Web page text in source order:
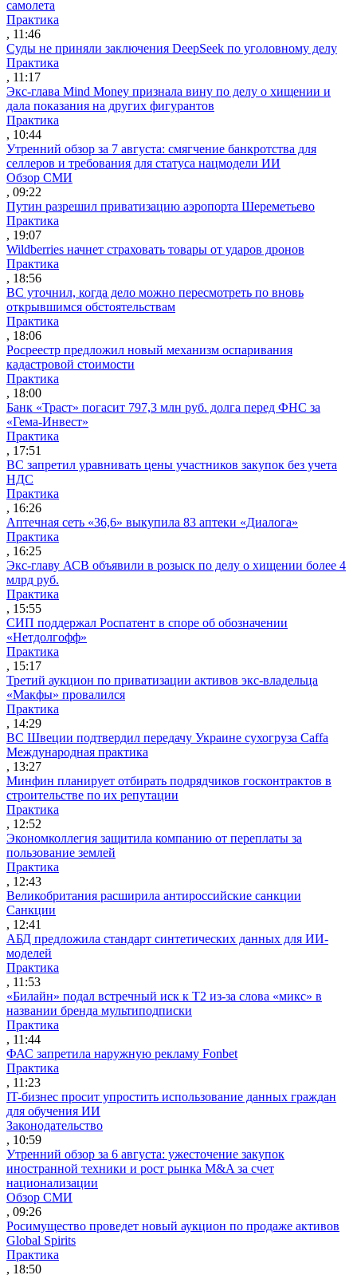
самолета
Практика
, 11:46
Суды не приняли заключения DeepSeek по уголовному делу
Практика
, 11:17
Экс-глава Mind Money признала вину по делу о хищении и
дала показания на других фигурантов
Практика
, 10:44
Утренний обзор за 7 августа: смягчение банкротства для
селлеров и требования для статуса нацмодели ИИ
Обзор СМИ
, 09:22
Путин разрешил приватизацию аэропорта Шереметьево
Практика
, 19:07
Wildberries начнет страховать товары от ударов дронов
Практика
, 18:56
ВС уточнил, когда дело можно пересмотреть по вновь
открывшимся обстоятельствам
Практика
, 18:06
Росреестр предложил новый механизм оспаривания
кадастровой стоимости
Практика
, 18:00
Банк «Траст» погасит 797,3 млн руб. долга перед ФНС за
«Гема-Инвест»
Практика
, 17:51
ВС запретил уравнивать цены участников закупок без учета
НДС
Практика
, 16:26
Аптечная сеть «36,6» выкупила 83 аптеки «Диалога»
Практика
, 16:25
Экс-главу АСВ объявили в розыск по делу о хищении более 4
млрд руб.
Практика
, 15:55
СИП поддержал Роспатент в споре об обозначении
«Нетдолгофф»
Практика
, 15:17
Третий аукцион по приватизации активов экс-владельца
«Макфы» провалился
Практика
, 14:29
ВС Швеции подтвердил передачу Украине сухогруза Caffa
Международная практика
, 13:27
Минфин планирует отбирать подрядчиков госконтрактов в
строительстве по их репутации
Практика
, 12:52
Экономколлегия защитила компанию от переплаты за
пользование землей
Практика
, 12:43
Великобритания расширила антироссийские санкции
Санкции
, 12:41
АБД предложила стандарт синтетических данных для ИИ-
моделей
Практика
, 11:53
«Билайн» подал встречный иск к Т2 из-за слова «микс» в
названии бренда мультиподписки
Практика
, 11:44
ФАС запретила наружную рекламу Fonbet
Практика
, 11:23
IT-бизнес просит упростить использование данных граждан
для обучения ИИ
Законодательство
, 10:59
Утренний обзор за 6 августа: ужесточение закупок
иностранной техники и рост рынка M&A за счет
национализации
Обзор СМИ
, 09:26
Росимущество проведет новый аукцион по продаже активов
Global Spirits
Практика
, 18:50